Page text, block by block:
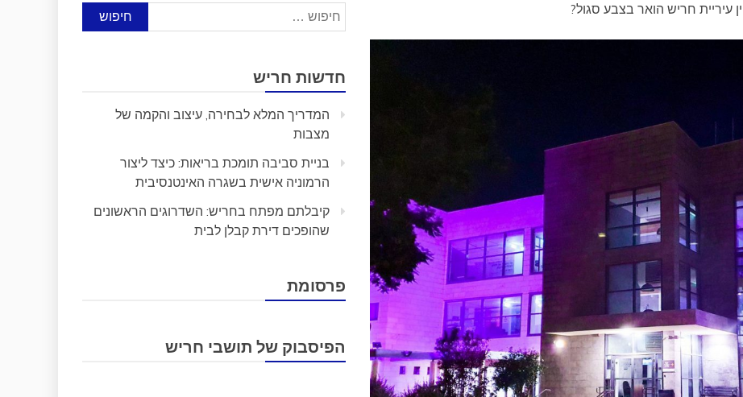
עיריית חריש הואר בצבע סגול? חיפוש:
חדשות חריש
המדריך המלא לבחירה, עיצוב והקמה של
מצבות
בניית סביבה תומכת בריאות: כיצד ליצור
הרמוניה אישית בשגרה האינטנסיבית
קיבלתם מפתח בחריש: השדרוגים הראשונים
שהופכים דירת קבלן לבית
פרסומת
הפיסבוק של תושבי חריש